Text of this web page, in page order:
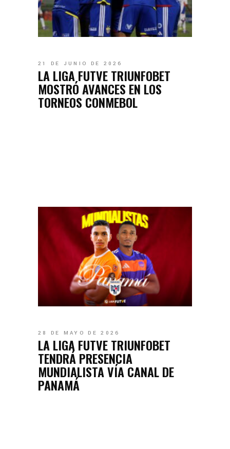
21 DE JUNIO DE 2026
LA LIGA FUTVE TRIUNFOBET
MOSTRÓ AVANCES EN LOS
TORNEOS CONMEBOL
28 DE MAYO DE 2026
LA LIGA FUTVE TRIUNFOBET
TENDRÁ PRESENCIA
MUNDIALISTA VÍA CANAL DE
PANAMÁ